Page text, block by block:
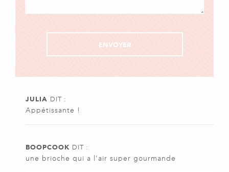
JULIA DIT :
Appétissante !
BOOPCOOK DIT :
une brioche qui a l’air super gourmande